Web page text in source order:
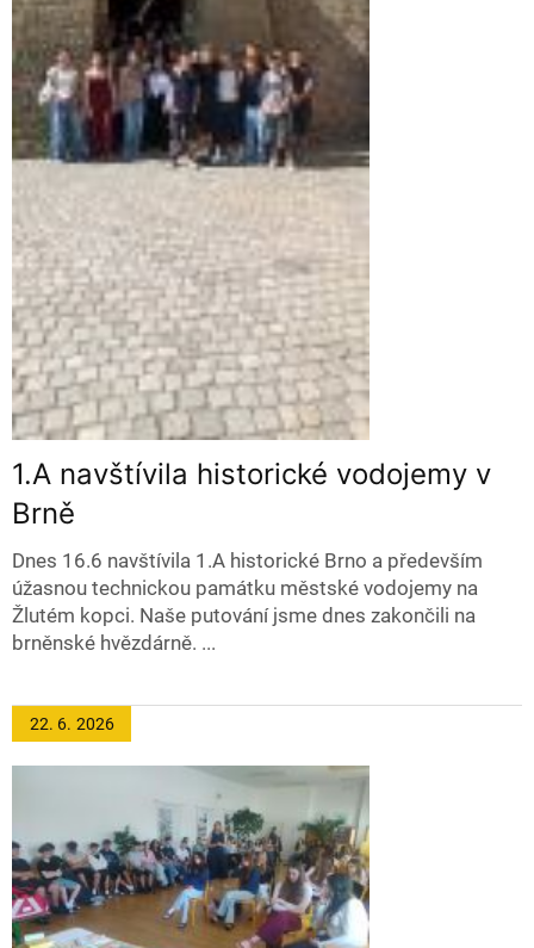
1.A navštívila historické vodojemy v
Brně
Dnes 16.6 navštívila 1.A historické Brno a především
úžasnou technickou památku městské vodojemy na
Žlutém kopci. Naše putování jsme dnes zakončili na
brněnské hvězdárně. ...
22. 6. 2026